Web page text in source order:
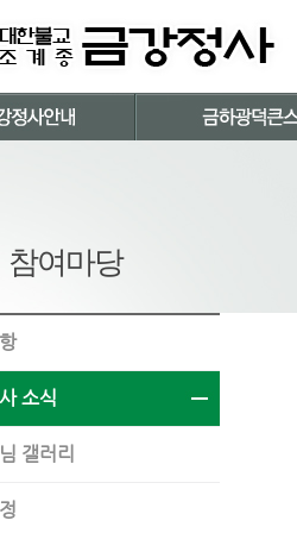
참여마당
소식
갤러리